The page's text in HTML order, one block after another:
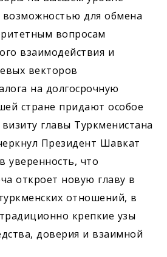
для обмена
вопросам
взаимодействия и
векторов
на долгосрочную
стране придают особое
­главы Туркменистана
Президент Шавкат
уверенность, что
откроет новую главу в
отношений, в
крепкие узы
доверия и взаимной